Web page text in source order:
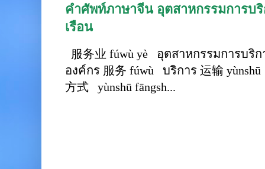
คำศัพท์ภาษาจีน อุตสาหกรรมการบ
เรือน
服务业 fúwù yè อุตสาหกรรมการบริ
องค์กร 服务 fúwù บริการ 运输
方式 yùnshū fāngsh...